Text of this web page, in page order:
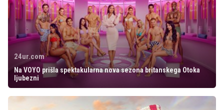
24ur.com
Na VOYO prišla spektakularna nova sezona britanskega Otoka
ljubezni